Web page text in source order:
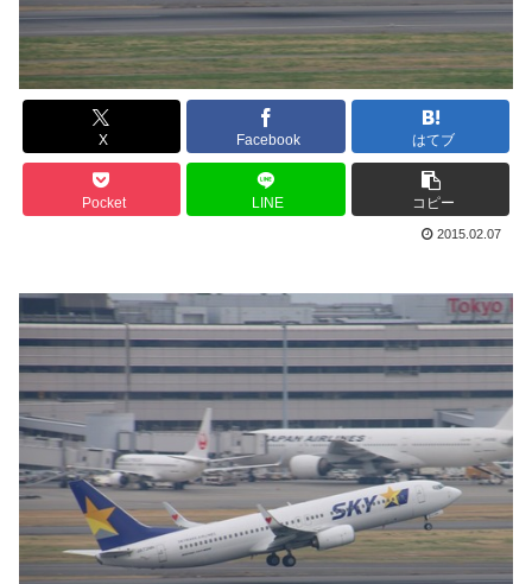
X Facebook はてブ
Pocket LINE コピー
2015.02.07